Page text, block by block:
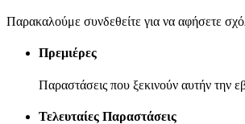
Παρακαλούμε συνδεθείτε για να αφήσετε
Πρεμιέρες
Παραστάσεις που ξεκινούν αυτήν την
Τελευταίες Παραστάσεις